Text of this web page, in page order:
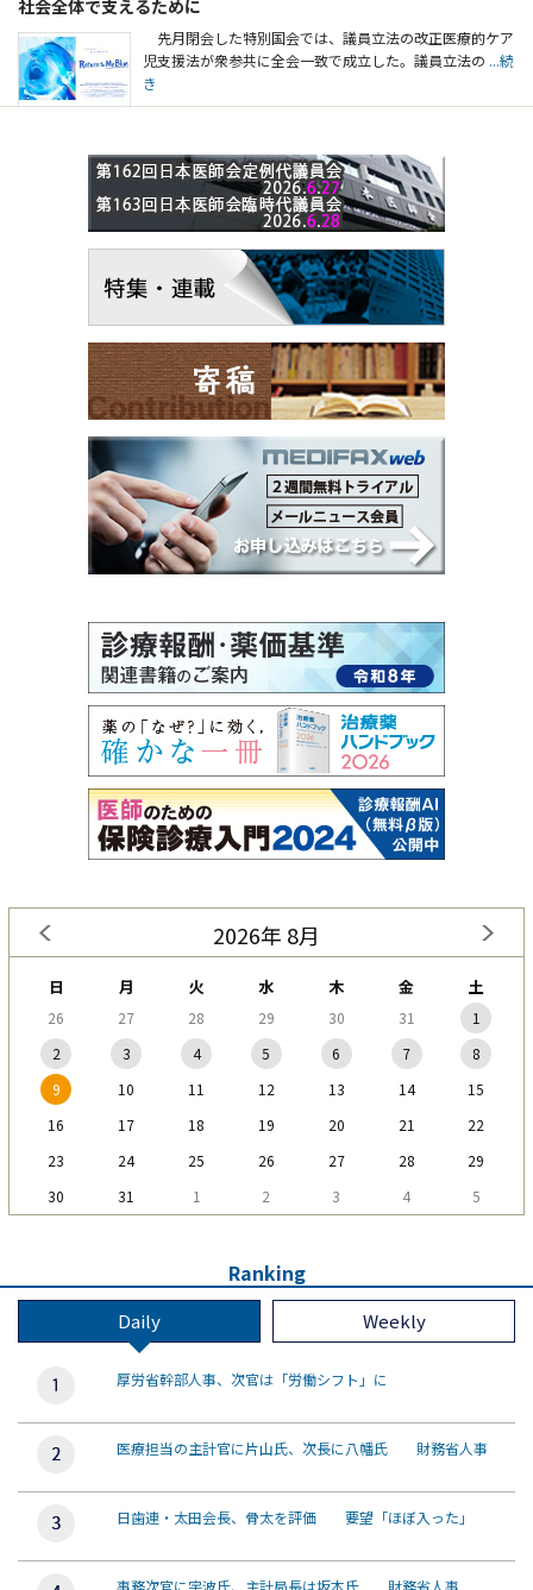
社会全体で支えるために
先月閉会した特別国会では、議員立法の改正医療的ケア
児支援法が衆参共に全会一致で成立した。議員立法の ...続
き
2026年 8月
日 月 火 水 木 金 土
26 27 28 29 30 31
1
2
3 4 5 6 7
8
9
10 11 12 13 14
15
16
17 18 19 20 21
22
23
24 25 26 27 28
29
30
31 1 2 3 4 5
Ranking
Daily Weekly
厚労省幹部人事、次官は「労働シフト」に
医療担当の主計官に片山氏、次長に八幡氏 財務省人事
日歯連・太田会長、骨太を評価 要望「ほぼ入った」
事務次官に宇波氏、主計局長は坂本氏 財務省人事